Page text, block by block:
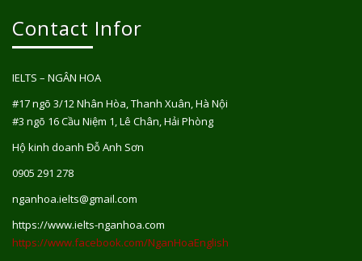
Contact Infor
IELTS – NGÂN HOA
#17 ngõ 3/12 Nhân Hòa, Thanh Xuân, Hà Nội
#3 ngõ 16 Cầu Niệm 1, Lê Chân, Hải Phòng
Hộ kinh doanh Đỗ Anh Sơn
0905 291 278
nganhoa.ielts@gmail.com
https://www.ielts-nganhoa.com
https://www.facebook.com/NganHoaEnglish